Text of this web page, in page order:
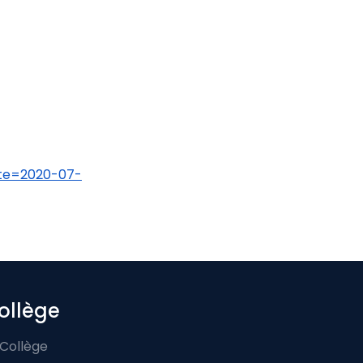
07-